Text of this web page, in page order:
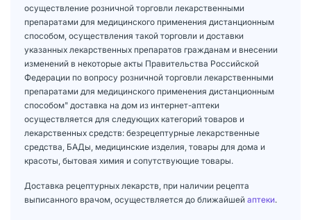
осуществление розничной торговли лекарственными
препаратами для медицинского применения дистанционным
способом, осуществления такой торговли и доставки
указанных лекарственных препаратов гражданам и внесении
изменений в некоторые акты Правительства Российской
Федерации по вопросу розничной торговли лекарственными
препаратами для медицинского применения дистанционным
способом" доставка на дом из интернет-аптеки
осуществляется для следующих категорий товаров и
лекарственных средств: безрецептурные лекарственные
средства, БАДы, медицинские изделия, товары для дома и
красоты, бытовая химия и сопутствующие товары.
Доставка рецептурных лекарств, при наличии рецепта
выписанного врачом, осуществляется до ближайшей аптеки.